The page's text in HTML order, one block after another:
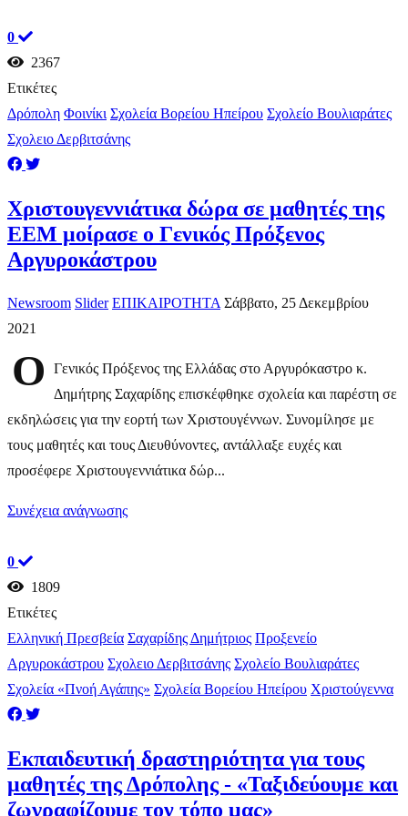
0
2367
Ετικέτες
Δρόπολη Φοινίκι Σχολεία Βορείου Ηπείρου Σχολείο Βουλιαράτες
Σχολειο Δερβιτσάνης
Χριστουγεννιάτικα δώρα σε μαθητές της
ΕΕΜ μοίρασε ο Γενικός Πρόξενος
Αργυροκάστρου
Newsroom Slider ΕΠΙΚΑΙΡΟΤΗΤΑ Σάββατο, 25 Δεκεμβρίου
2021
O
Γενικός Πρόξενος της Ελλάδας στο Αργυρόκαστρο κ.
Δημήτρης Σαχαρίδης επισκέφθηκε σχολεία και παρέστη σε
εκδηλώσεις για την εορτή των Χριστουγέννων. Συνομίλησε με
τους μαθητές και τους Διευθύνοντες, αντάλλαξε ευχές και
προσέφερε Χριστουγεννιάτικα δώρ...
Συνέχεια ανάγνωσης
0
1809
Ετικέτες
Ελληνική Πρεσβεία Σαχαρίδης Δημήτριος Προξενείο
Αργυροκάστρου Σχολειο Δερβιτσάνης Σχολείο Βουλιαράτες
Σχολεία «Πνοή Αγάπης» Σχολεία Βορείου Ηπείρου Χριστούγεννα
Εκπαιδευτική δραστηριότητα για τους
μαθητές της Δρόπολης - «Ταξιδεύουμε και
ζωγραφίζουμε τον τόπο μας»